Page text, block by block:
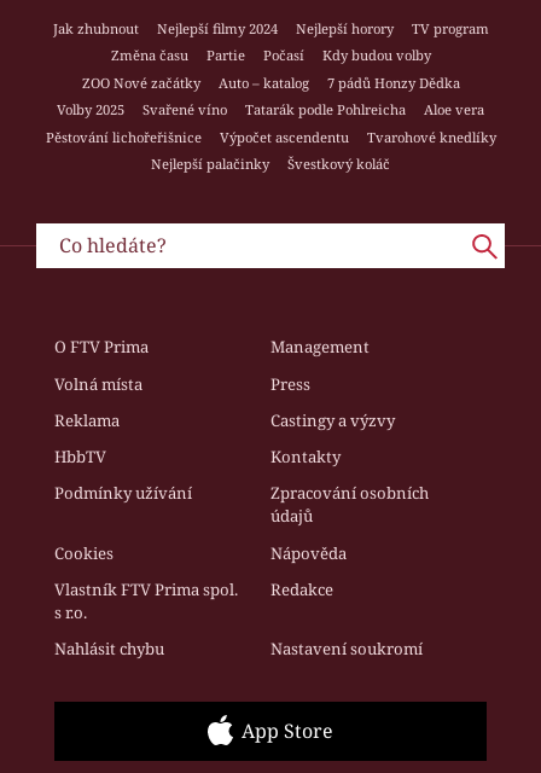
Jak zhubnout Nejlepší filmy 2024 Nejlepší horory
TV program
Změna času
Partie Počasí
Kdy budou volby
ZOO Nové začátky
Auto – katalog
7 pádů Honzy Dědka
Volby 2025
Svařené víno Tatarák podle Pohlreicha
Aloe vera
Pěstování lichořeřišnice
Výpočet ascendentu
Tvarohové knedlíky
Nejlepší palačinky
Švestkový koláč
O FTV Prima
Management
Volná místa
Press
Reklama
Castingy a výzvy
HbbTV
Kontakty
Podmínky užívání
Zpracování osobních
údajů
Cookies
Nápověda
Vlastník FTV Prima spol.
s r.o.
Redakce
Nahlásit chybu Nastavení soukromí
App Store